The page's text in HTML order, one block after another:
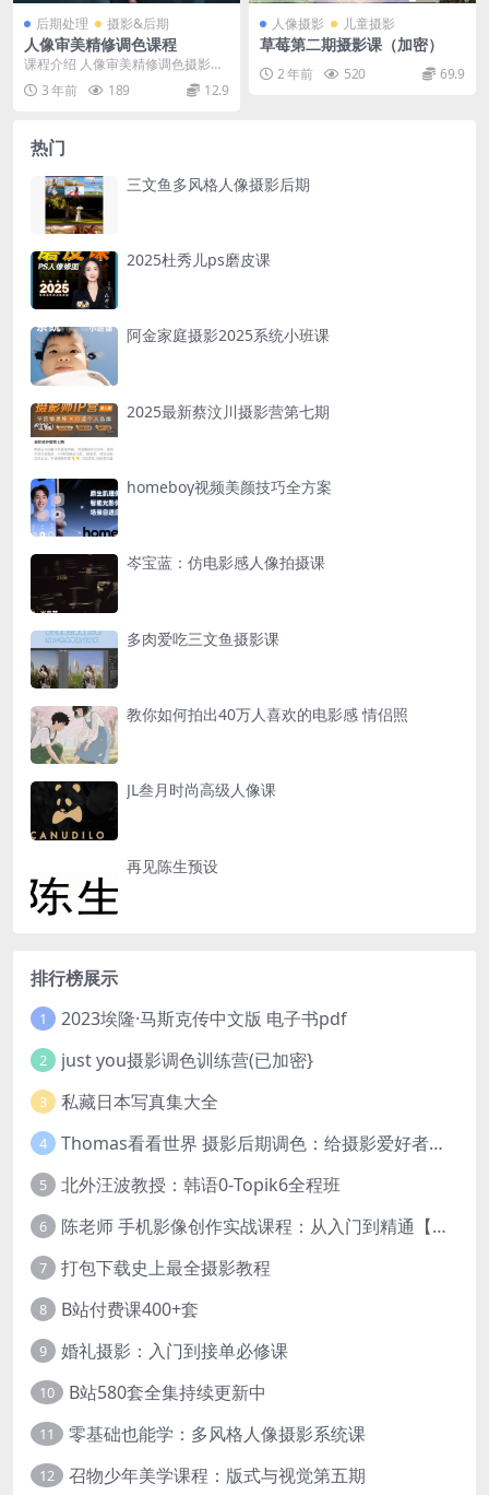
后期处理 摄影&后期
人像审美精修调色课程
课程介绍 人像审美精修调色摄影线
上课程，通过专业导师讲解，深入
探讨人像摄影审美理...
3 年前 189 12.9
人像摄影 儿童摄影
草莓第二期摄影课（加密）
2 年前 520 69.9
热门
三文鱼多风格人像摄影后期
2025杜秀儿ps磨皮课
阿金家庭摄影2025系统小班课
2025最新蔡汶川摄影营第七期
homeboy视频美颜技巧全方案
岑宝蓝：仿电影感人像拍摄课
多肉爱吃三文鱼摄影课
教你如何拍出40万人喜欢的电影感 情侣照
JL叁月时尚高级人像课
再见陈生预设
排行榜展示
1 2023埃隆·马斯克传中文版 电子书pdf
2 just you摄影调色训练营(已加密}
3 私藏日本写真集大全
4 Thomas看看世界 摄影后期调色：给摄影爱好者的色彩课 网盘下载
5 北外汪波教授：韩语0-Topik6全程班
6 陈老师 手机影像创作实战课程：从入门到精通【完结】
7 打包下载史上最全摄影教程
8 B站付费课400+套
9 婚礼摄影：入门到接单必修课
10 B站580套全集持续更新中
11 零基础也能学：多风格人像摄影系统课
12 召物少年美学课程：版式与视觉第五期